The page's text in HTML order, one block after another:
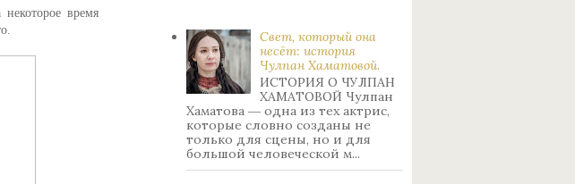
время
Свет, который она
несёт: история
Чулпан Хаматовой.
ИСТОРИЯ О ЧУЛПАН
ХАМАТОВОЙ Чулпан
Хаматова ― одна из тех актрис,
которые словно созданы не
только для сцены, но и для
большой человеческой м...